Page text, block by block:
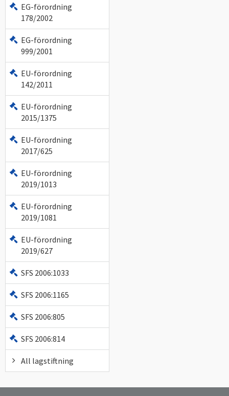
EG-förordning
178/2002
EG-förordning
999/2001
EU-förordning
142/2011
EU-förordning
2015/1375
EU-förordning
2017/625
EU-förordning
2019/1013
EU-förordning
2019/1081
EU-förordning
2019/627
SFS 2006:1033
SFS 2006:1165
SFS 2006:805
SFS 2006:814
All lagstiftning